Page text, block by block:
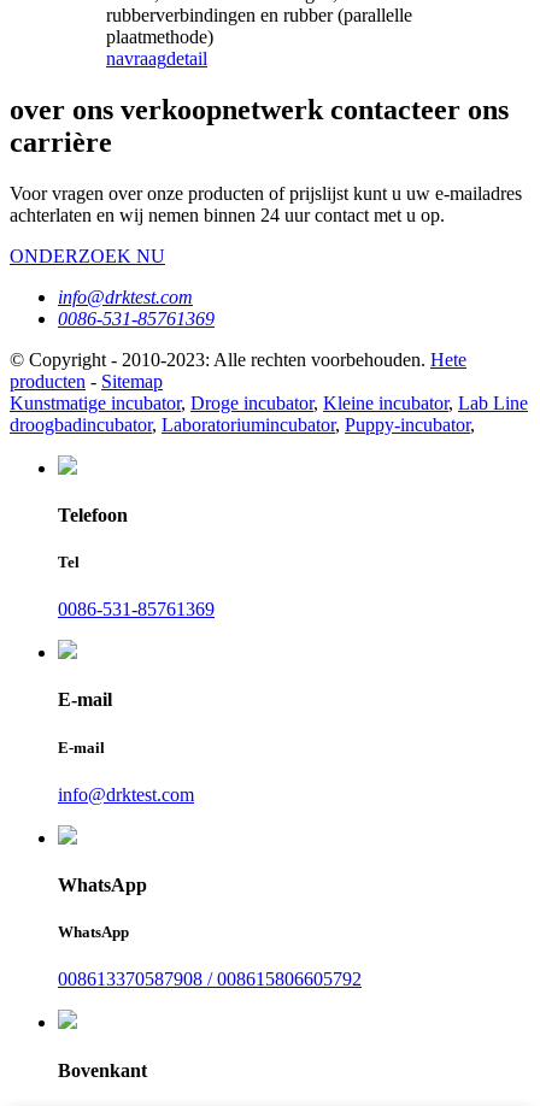
rubberverbindingen en rubber (parallelle
plaatmethode)
navraagdetail
over ons verkoopnetwerk contacteer ons
carrière
Voor vragen over onze producten of prijslijst kunt u uw e-mailadres
achterlaten en wij nemen binnen 24 uur contact met u op.
ONDERZOEK NU
info@drktest.com
0086-531-85761369
© Copyright - 2010-2023: Alle rechten voorbehouden. Hete
producten - Sitemap
Kunstmatige incubator, Droge incubator, Kleine incubator, Lab Line
droogbadincubator, Laboratoriumincubator, Puppy-incubator,
Telefoon
Tel
0086-531-85761369
E-mail
E-mail
info@drktest.com
WhatsApp
WhatsApp
008613370587908 / 008615806605792
Bovenkant